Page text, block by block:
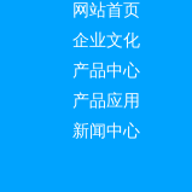
网站首页
企业文化
产品中心
产品应用
新闻中心